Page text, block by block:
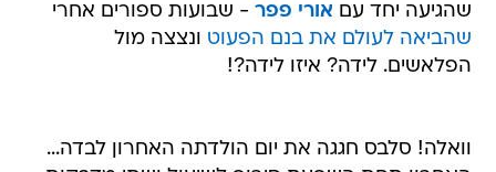
שהגיעה יחד עם אורי פפר - שבועות ספורים אחרי
שהביאה לעולם את בנם הפעוט ונצצה מול
הפלאשים. לידה? איזו לידה?!
וואלה! סלבס חגגה את יום הולדתה האחרון לבדה...